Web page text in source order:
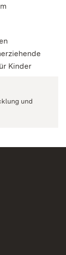
einem neuen
Kinder
und